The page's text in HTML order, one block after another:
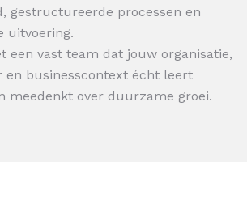
gestructureerde processen en
uitvoering.
een vast team dat jouw organisatie,
businesscontext écht leert
meedenkt over duurzame groei.